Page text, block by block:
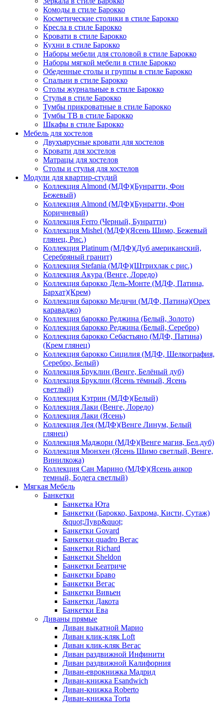
Комоды в стиле Барокко
Косметические столики в стиле Барокко
Кресла в стиле Барокко
Кровати в стиле Барокко
Кухни в стиле Барокко
Наборы мебели для столовой в стиле Барокко
Наборы мягкой мебели в стиле Барокко
Обеденные столы и группы в стиле Барокко
Спальни в стиле Барокко
Столы журнальные в стиле Барокко
Стулья в стиле Барокко
Тумбы прикроватные в стиле Барокко
Тумбы ТВ в стиле Барокко
Шкафы в стиле Барокко
Мебель для хостелов
Двухъярусные кровати для хостелов
Кровати для хостелов
Матрацы для хостелов
Столы и стулья для хостелов
Модули для квартир-студий
Коллекция Almond (МДФ)(Бунратти, Фон
Бежевый)
Коллекция Almond (МДФ)(Бунратти, Фон
Коричневый)
Коллекция Ferro (Черный, Бунратти)
Коллекция Mishel (МДФ)(Ясень Шимо, Бежевый
глянец, Рис.)
Коллекция Platinum (МДФ)(Дуб американский,
Серебряный гранит)
Коллекция Stefania (МДФ)(Штрихлак с рис.)
Коллекция Акура (Венге, Лоредо)
Коллекция барокко Дель-Монте (МДФ, Патина,
Бархат)(Крем)
Коллекция барокко Медичи (МДФ, Патина)(Орех
караваджо)
Коллекция барокко Реджина (Белый, Золото)
Коллекция барокко Реджина (Белый, Серебро)
Коллекция барокко Себастьяно (МДФ, Патина)
(Крем глянец)
Коллекция барокко Сицилия (МДФ, Шелкография,
Серебро, Белый)
Коллекция Бруклин (Венге, Белёный дуб)
Коллекция Бруклин (Ясень тёмный, Ясень
светлый)
Коллекция Кэтрин (МДФ)(Белый)
Коллекция Лаки (Венге, Лоредо)
Коллекция Лаки (Ясень)
Коллекция Лея (МДФ)(Венге Линум, Белый
глянец)
Коллекция Маджори (МДФ)(Венге магия, Бел.дуб)
Коллекция Мюнхен (Ясень Шимо светлый, Венге,
Винилкожа)
Коллекция Сан Марино (МДФ)(Ясень анкор
темный, Бодега светлый)
Мягкая Мебель
Банкетки
Банкетка Юта
Банкетки (Барокко, Бахрома, Кисти, Сутаж)
&quot;Лувр&quot;
Банкетки Govard
Банкетки quadro Вегас
Банкетки Richard
Банкетки Sheldon
Банкетки Беатриче
Банкетки Браво
Банкетки Вегас
Банкетки Вивьен
Банкетки Дакота
Банкетки Ева
Диваны прямые
Диван выкатной Марио
Диван клик-кляк Loft
Диван клик-кляк Вегас
Диван раздвижной Инфинити
Диван раздвижной Калифорния
Диван-еврокнижка Мадрид
Диван-книжка Esandwich
Диван-книжка Roberto
Диван-книжка Torta